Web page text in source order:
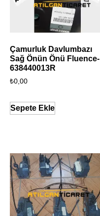
Çamurluk Davlumbazı
Sağ Önün Önü Fluence-
638440013R
₺0,00
Sepete Ekle